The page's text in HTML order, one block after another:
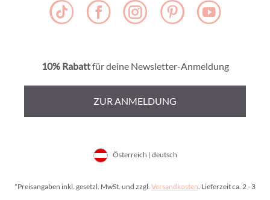
10% Rabattfür deine Newsletter-Anmeldung
ZUR ANMELDUNG
Österreich | deutsch
*Preisangaben inkl. gesetzl. MwSt. und zzgl. Versandkosten. Lieferzeit ca. 2 - 3